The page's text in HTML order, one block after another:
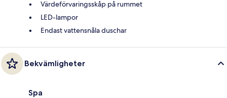
Värdeförvaringsskåp på rummet
LED-lampor
Endast vattensnåla duschar
Bekvämligheter
Spa